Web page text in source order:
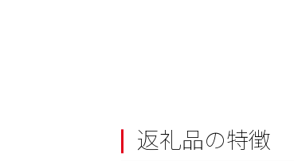
返礼品の特徴